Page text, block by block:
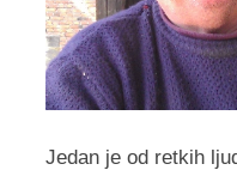
Jedan je od retkih